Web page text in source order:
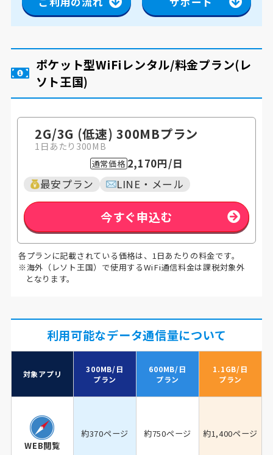
ポケット型WiFiレンタル/料金プラン(レ
ソト王国)
2G/3G (低速) 300MBプラン
1日あたり300MB
通常価格2,170円/日
最安プラン
LINE・メール
今すぐ申込む
各プランに記載されている価格は、1日あたりの料金です。
※海外（レソト王国）で使用するWiFi通信料金は課税対象外
となります。
利用可能なデータ通信量について
対象アプリ
300MB/日
プラン
600MB/日
プラン
1.1GB/日
プラン
WEB閲覧
約370ページ 約750ページ 約1,400ページ